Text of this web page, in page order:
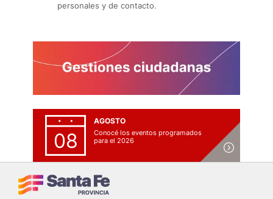
personales y de contacto.
08
AGOSTO
Conocé los eventos programados
para el 2026